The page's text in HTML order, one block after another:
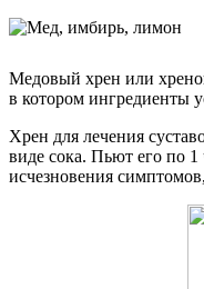
Медовый хрен или
в котором ингредиенты
Хрен для лечения
виде сока. Пьют его по 1
исчезновения